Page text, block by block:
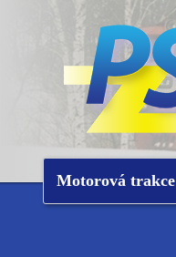
Motorová trakce